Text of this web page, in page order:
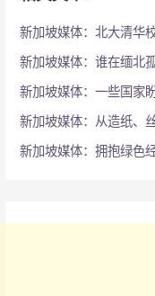
新加坡媒体：北大清华
新加坡媒体：谁在缅北
新加坡媒体：一些国家
新加坡媒体：从造纸、
新加坡媒体：拥抱绿色